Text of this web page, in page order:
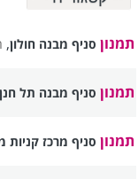
תמנון סניף מבנה חולון,
תמנון סניף מבנה תל חנן
תמנון סניף מרכז קניות